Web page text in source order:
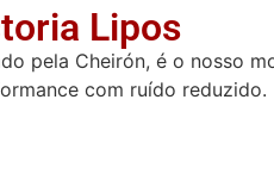
Lipos
pela Cheirón, é o nosso
com ruído reduzido.